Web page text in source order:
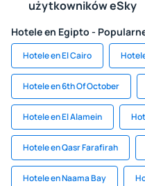
użytkowników eSky
Hotele en Egipto -
Hotele en El Cairo
Hotele en 6th Of October
Hotele en El Alamein
Hotele en Qasr Farafirah
Hotele en Naama Bay